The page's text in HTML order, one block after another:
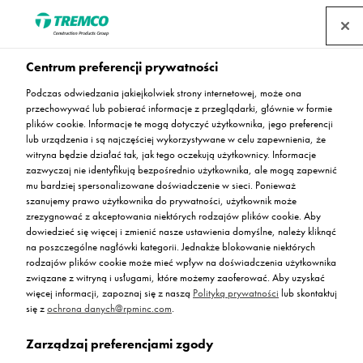
Flowfresh RT Quick
Szybkowiążąca i antymikrobowa posadzka przemysłowa
Przejdź
Opis Kolorystyka standardowa
Centrum preferencji prywatności
Podczas odwiedzania jakiejkolwiek strony internetowej, może ona
przechowywać lub pobierać informacje z przeglądarki, głównie w formie
plików cookie. Informacje te mogą dotyczyć użytkownika, jego preferencji
lub urządzenia i są najczęściej wykorzystywane w celu zapewnienia, że
witryna będzie działać tak, jak tego oczekują użytkownicy. Informacje
zazwyczaj nie identyfikują bezpośrednio użytkownika, ale mogą zapewnić
mu bardziej spersonalizowane doświadczenie w sieci. Ponieważ
szanujemy prawo użytkownika do prywatności, użytkownik może
zrezygnować z akceptowania niektórych rodzajów plików cookie. Aby
dowiedzieć się więcej i zmienić nasze ustawienia domyślne, należy kliknąć
na poszczególne nagłówki kategorii. Jednakże blokowanie niektórych
rodzajów plików cookie może mieć wpływ na doświadczenia użytkownika
związane z witryną i usługami, które możemy zaoferować. Aby uzyskać
więcej informacji, zapoznaj się z naszą Polityką prywatności lub skontaktuj
się zochrona danych@rpminc.com.
Zarządzaj preferencjami zgody